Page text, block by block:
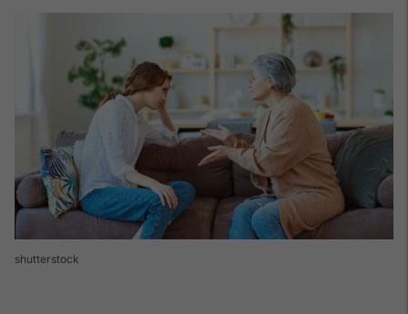
shutterstock